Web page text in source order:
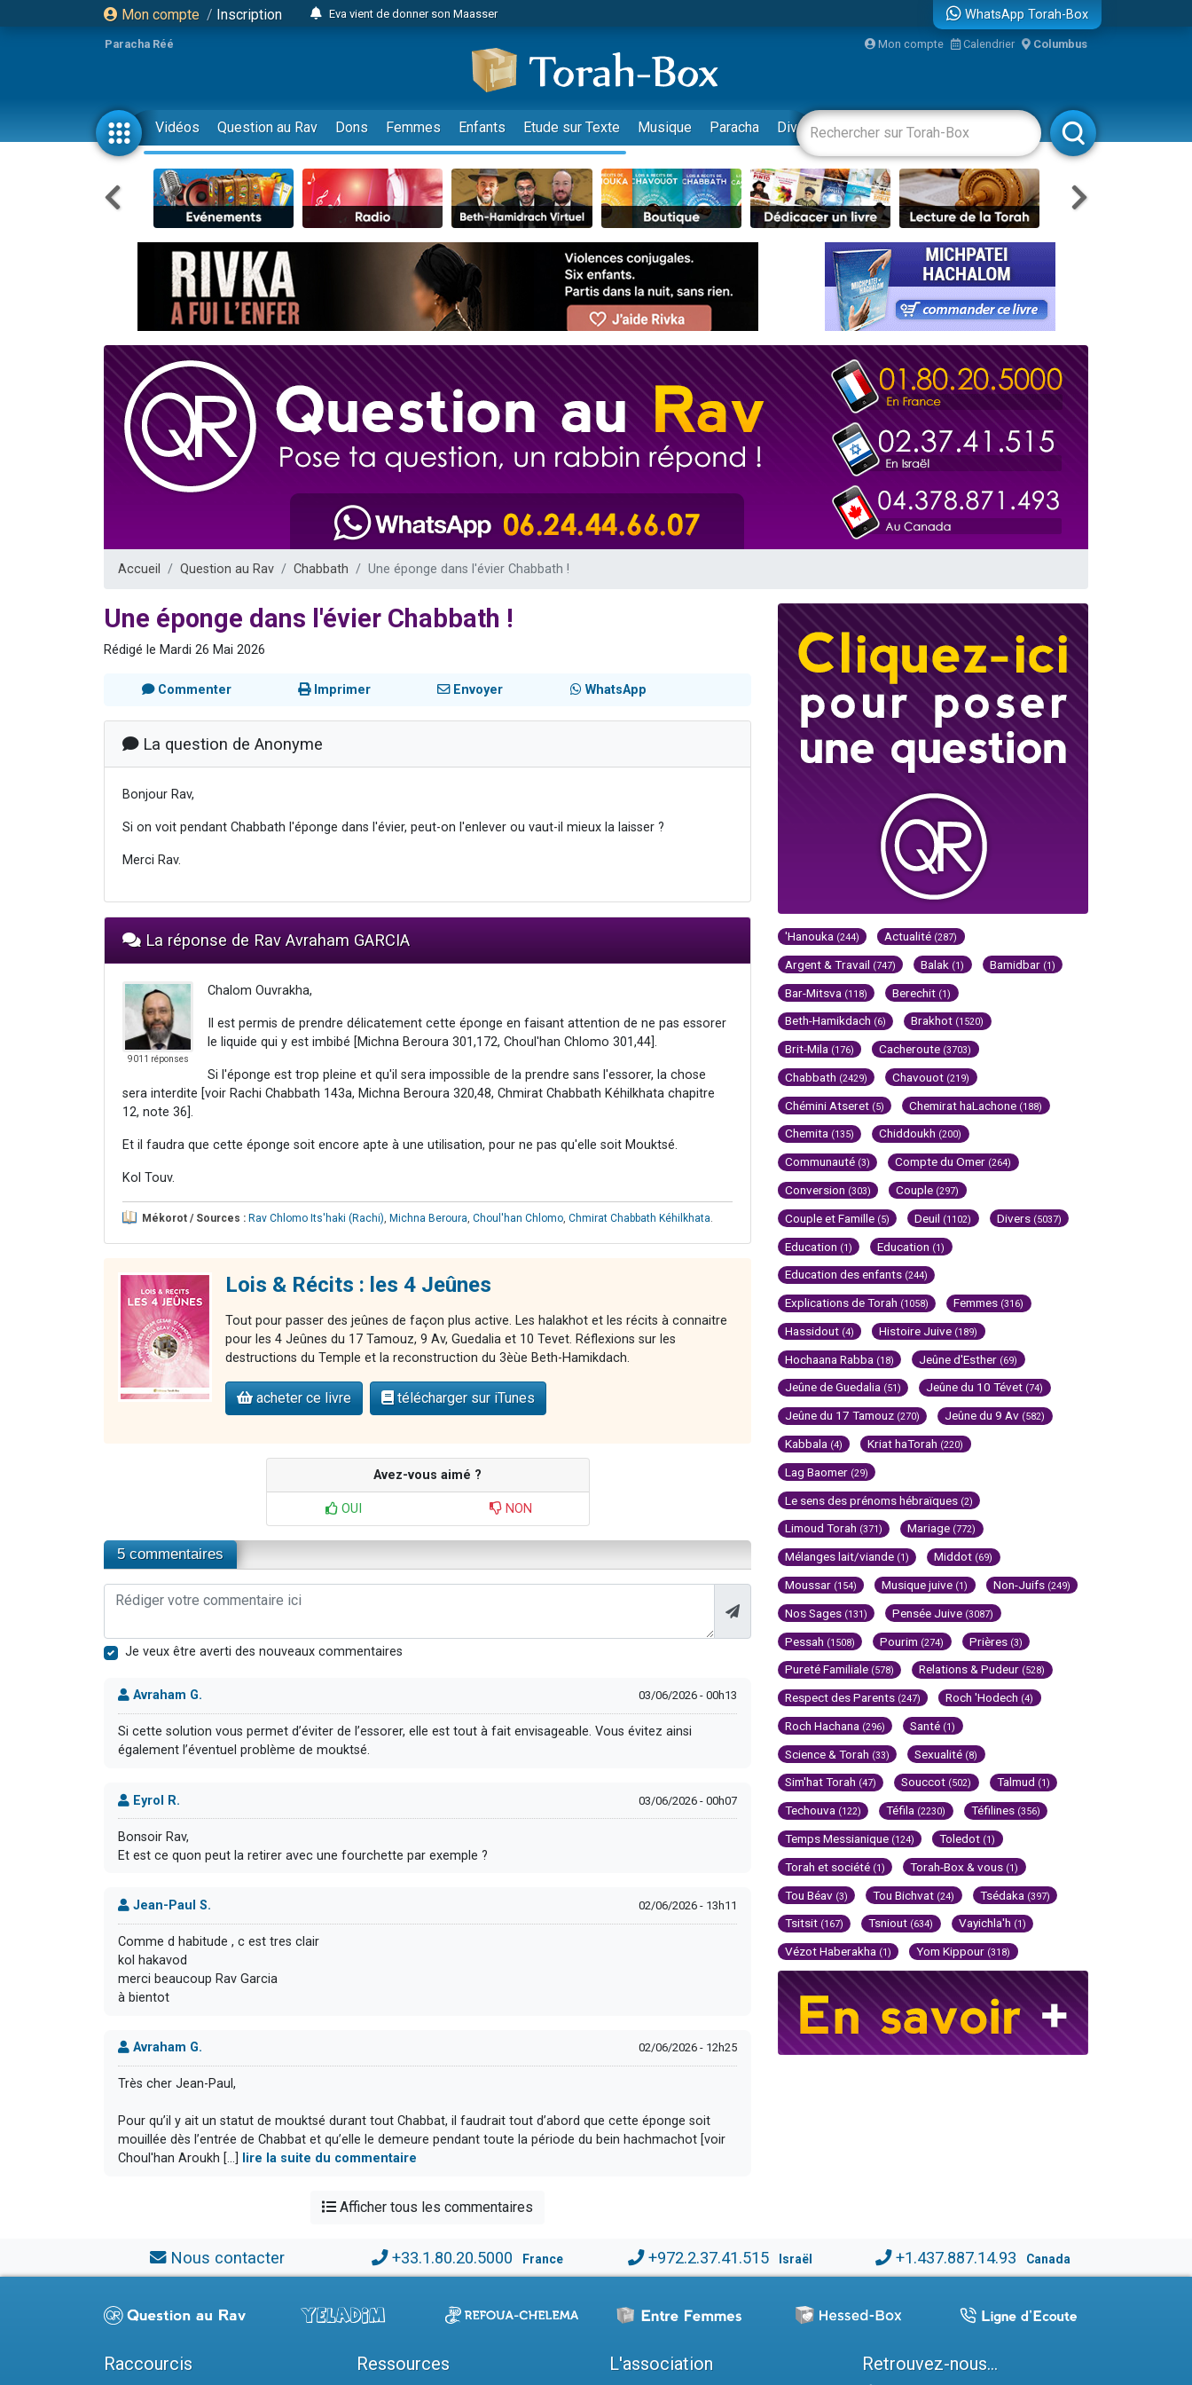
Mon compte / Inscription
4 personnes viennent de nous rejoindre sur WhatsApp
3 personnes viennent de nous rejoindre sur WhatsApp
Odaya vient de donner son Maasser
3 personnes viennent de faire un don pour Diane, 80 ans, dans un appartement insalubre
13 personnes viennent de demander une bénédiction
2 personnes viennent de nous rejoindre sur WhatsApp
30 personnes viennent de faire un don pour Sauvez la jambe de Yohan
Il reste 49 places pour étudier en groupe sur Zoom
12 nouvelles musiques dans Torah-Box Music
3 personnes viennent de nous rejoindre sur WhatsApp
2 personnes viennent de nous rejoindre sur WhatsApp
2 nouvelles musiques dans Torah-Box Music
8 personnes viennent de faire un don pour Tsédaka : pauvres d'Israel
Nouvelle émission radio : Visions de grandeur n°104 : Le Chabbath et le Birkat Hamazone à travers le temps
61 personnes viennent de demander une bénédiction
Ariel vient de donner son Maasser
WhatsApp Torah-Box
Paracha Réé Mon compte Calendrier Columbus
Vidéos Question au Rav Dons Femmes Enfants Etude sur Texte Musique Paracha Divertissements Livres Rabbanim
Accueil Question au Rav Chabbath Une éponge dans l'évier Chabbath !
Une éponge dans l'évier Chabbath !
Rédigé le Mardi 26 Mai 2026
Commenter Imprimer Envoyer WhatsApp
La question de Anonyme
Bonjour Rav,
Si on voit pendant Chabbath l'éponge dans l'évier, peut-on l'enlever ou vaut-il mieux la laisser ?
Merci Rav.
La réponse de Rav Avraham GARCIA
9011 réponses
Chalom Ouvrakha,
Il est permis de prendre délicatement cette éponge en faisant attention de ne pas essorer
le liquide qui y est imbibé [Michna Beroura 301,172, Choul'han Chlomo 301,44].
Si l'éponge est trop pleine et qu'il sera impossible de la prendre sans l'essorer, la chose
sera interdite [voir Rachi Chabbath 143a, Michna Beroura 320,48, Chmirat Chabbath Kéhilkhata chapitre
12, note 36].
Et il faudra que cette éponge soit encore apte à une utilisation, pour ne pas qu'elle soit Mouktsé.
Kol Touv.
Mékorot / Sources : Rav Chlomo Its'haki (Rachi) Michna Beroura Choul'han Chlomo Chmirat Chabbath Kéhilkhata
Lois & Récits : les 4 Jeûnes
Tout pour passer des jeûnes de façon plus active. Les halakhot et les récits à connaitre
pour les 4 Jeûnes du 17 Tamouz, 9 Av, Guedalia et 10 Tevet. Réflexions sur les
destructions du Temple et la reconstruction du 3èùe Beth-Hamikdach.
acheter ce livre télécharger sur iTunes
Avez-vous aimé ?
OUI NON
5 commentaires
Je veux être averti des nouveaux commentaires
Avraham G. 03/06/2026 - 00h13
Si cette solution vous permet d’éviter de l’essorer, elle est tout à fait envisageable. Vous évitez ainsi
également l’éventuel problème de mouktsé.
Eyrol R. 03/06/2026 - 00h07
Bonsoir Rav,
Et est ce quon peut la retirer avec une fourchette par exemple ?
Jean-Paul S. 02/06/2026 - 13h11
Comme d habitude , c est tres clair
kol hakavod
merci beaucoup Rav Garcia
à bientot
Avraham G. 02/06/2026 - 12h25
Très cher Jean-Paul,
Pour qu’il y ait un statut de mouktsé durant tout Chabbat, il faudrait tout d’abord que cette éponge soit
mouillée dès l’entrée de Chabbat et qu’elle le demeure pendant toute la période du bein hachmachot [voir
Choul'han Aroukh [...] lire la suite du commentaire
Afficher tous les commentaires
'Hanouka (244) Actualité (287)
Argent & Travail (747) Balak (1) Bamidbar (1)
Bar-Mitsva (118) Berechit (1)
Beth-Hamikdach (6) Brakhot (1520)
Brit-Mila (176) Cacheroute (3703)
Chabbath (2429) Chavouot (219)
Chémini Atseret (5) Chemirat haLachone (188)
Chemita (135) Chiddoukh (200)
Communauté (3) Compte du Omer (264)
Conversion (303) Couple (297)
Couple et Famille (5) Deuil (1102) Divers (5037)
Education (1) Education (1)
Education des enfants (244)
Explications de Torah (1058) Femmes (316)
Hassidout (4) Histoire Juive (189)
Hochaana Rabba (18) Jeûne d'Esther (69)
Jeûne de Guedalia (51) Jeûne du 10 Tévet (74)
Jeûne du 17 Tamouz (270) Jeûne du 9 Av (582)
Kabbala (4) Kriat haTorah (220)
Lag Baomer (29)
Le sens des prénoms hébraïques (2)
Limoud Torah (371) Mariage (772)
Mélanges lait/viande (1) Middot (69)
Moussar (154) Musique juive (1) Non-Juifs (249)
Nos Sages (131) Pensée Juive (3087)
Pessah (1508) Pourim (274) Prières (3)
Pureté Familiale (578) Relations & Pudeur (528)
Respect des Parents (247) Roch 'Hodech (4)
Roch Hachana (296) Santé (1)
Science & Torah (33) Sexualité (8)
Sim'hat Torah (47) Souccot (502) Talmud (1)
Techouva (122) Téfila (2230) Téfilines (356)
Temps Messianique (124) Toledot (1)
Torah et société (1) Torah-Box & vous (1)
Tou Béav (3) Tou Bichvat (24) Tsédaka (397)
Tsitsit (167) Tsniout (634) Vayichla'h (1)
Vézot Haberakha (1) Yom Kippour (318)
Nous contacter +33.1.80.20.5000 France +972.2.37.41.515 Israël +1.437.887.14.93 Canada
Raccourcis Ressources L'association Retrouvez-nous...